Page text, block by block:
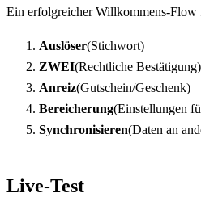
Ein erfolgreicher Willkommens-Flow
Auslöser(Stichwort)
ZWEI(Rechtliche Bestätigung)
Anreiz(Gutschein/Geschenk)
Bereicherung(Einstellungen
Synchronisieren(Daten an
Live-Test